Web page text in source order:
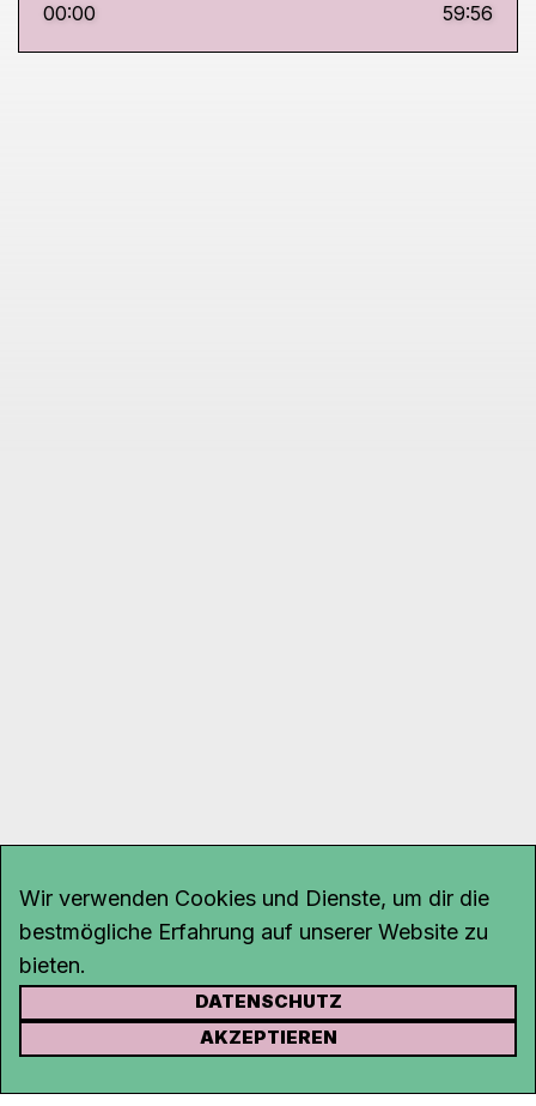
00:00 59:56
KONTAKT
Wir verwenden Cookies und Dienste, um dir die
bestmögliche Erfahrung auf unserer Website zu
bieten.
DATENSCHUTZ
AKZEPTIEREN